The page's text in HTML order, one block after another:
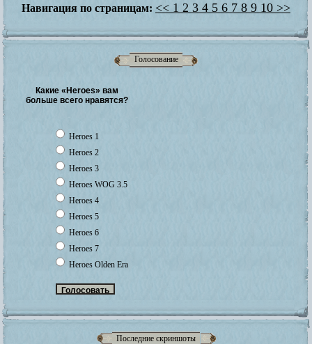
Голосование
Какие «Heroes» вам
больше всего нравятся?
Heroes 1
Heroes 2
Heroes 3
Heroes WOG 3.5
Heroes 4
Heroes 5
Heroes 6
Heroes 7
Heroes Olden Era
Последние скриншоты
Навигация по страницам: << 1 2 3 4 5 6 7 8 9 10 >>